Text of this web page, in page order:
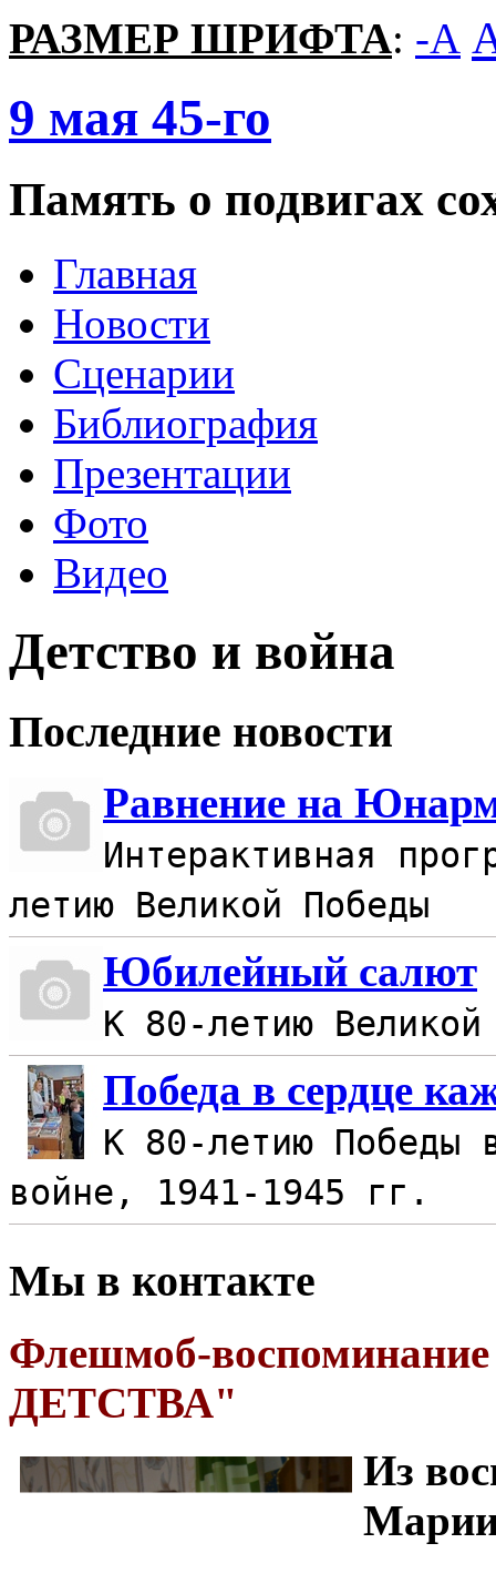
РАЗМЕР ШРИФТА: -A
9 мая 45-го
Память о подвигах
Главная
Новости
Сценарии
Библиография
Презентации
Фото
Видео
Детство и война
Последние новости
Равнение на
Интерактивная
летию Великой Победы
Юбилейный салют
К 80-летию Великой
Победа в сердце
К 80-летию Победы
войне, 1941-1945 гг.
Мы в контакте
Флешмоб-
ДЕТСТВА"
Из